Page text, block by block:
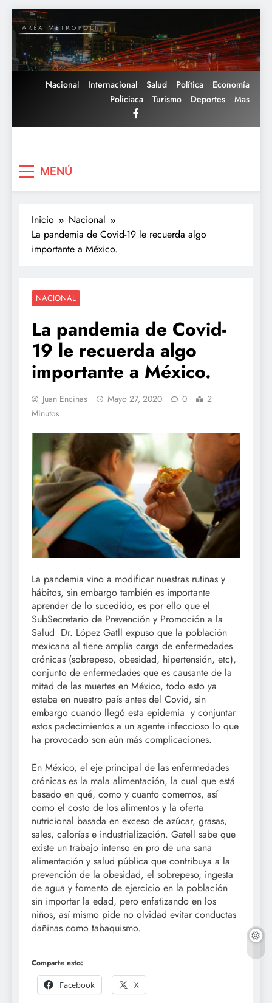
Saltar
al
contenido
Nacional Internacional Salud Política
Economía
Policiaca
Turismo Deportes Mas
MENÚ
Inicio
Nacional
La pandemia de Covid-19 le recuerda algo
importante a México.
NACIONAL
La pandemia de Covid-
19 le recuerda algo
importante a México.
Juan Encinas Mayo 27, 2020 0
2
Minutos
La pandemia vino a modificar nuestras rutinas y
hábitos, sin embargo también es importante
aprender de lo sucedido, es por ello que el
SubSecretario de Prevención y Promoción a la
Salud Dr. López Gatll expuso que la población
mexicana al tiene amplia carga de enfermedades
crónicas (sobrepeso, obesidad, hipertensión, etc),
conjunto de enfermedades que es causante de la
mitad de las muertes en México, todo esto ya
estaba en nuestro país antes del Covid, sin
embargo cuando llegó esta epidemia y conjuntar
estos padecimientos a un agente infeccioso lo que
ha provocado son aún más complicaciones.
En México, el eje principal de las enfermedades
crónicas es la mala alimentación, la cual que está
basado en qué, como y cuanto comemos, así
como el costo de los alimentos y la oferta
nutricional basada en exceso de azúcar, grasas,
sales, calorías e industrialización. Gatell sabe que
existe un trabajo intenso en pro de una sana
alimentación y salud pública que contribuya a la
prevención de la obesidad, el sobrepeso, ingesta
de agua y fomento de ejercicio en la población
sin importar la edad, pero enfatizando en los
niños, así mismo pide no olvidad evitar conductas
dañinas como tabaquismo.
Comparte esto:
Facebook
X